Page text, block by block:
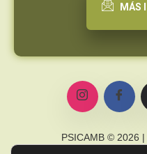
MÁS
PSICAMB © 2026